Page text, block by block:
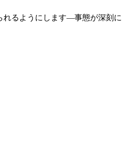
れるようにします—事態が深刻に